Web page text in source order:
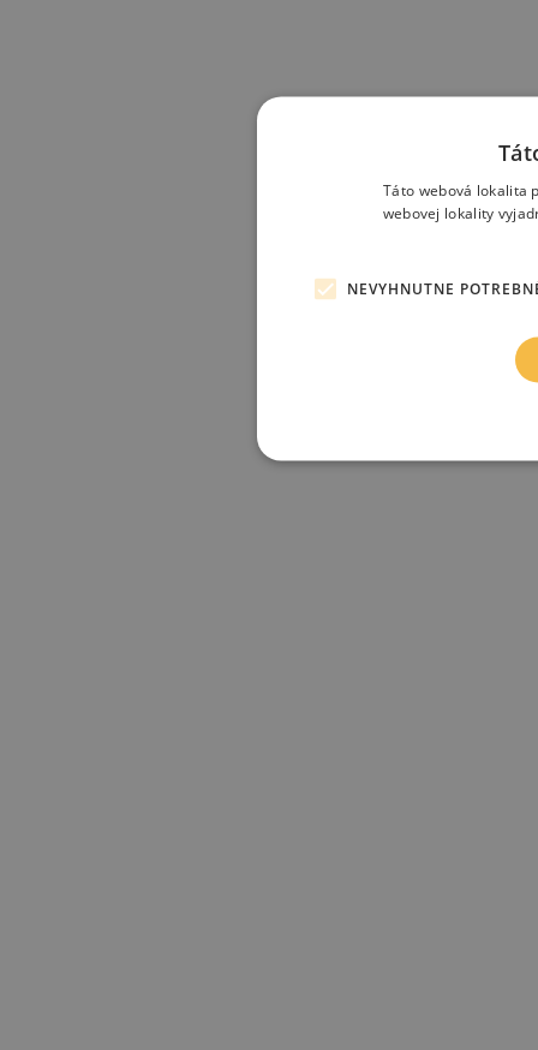
Táto webová lokalita
webovej lokality
NEVYHNUTNE